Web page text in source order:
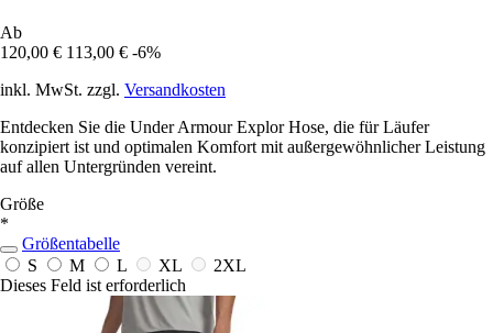
Ab
120,00 € 113,00 € -6%
inkl. MwSt. zzgl. Versandkosten
Entdecken Sie die Under Armour Explor Hose, die für Läufer
konzipiert ist und optimalen Komfort mit außergewöhnlicher Leistung
auf allen Untergründen vereint.
Größe
*
Größentabelle
S
M L XL
2XL
Dieses Feld ist erforderlich